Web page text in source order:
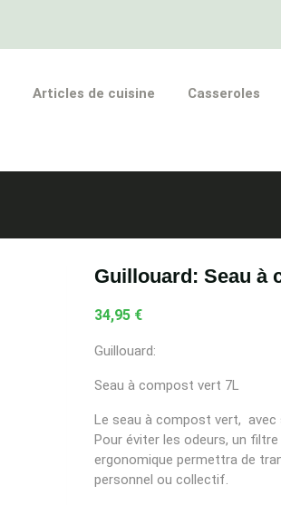
Articles de cuisine Casseroles
Guillouard: Seau à
34,95 €
Guillouard:
Seau à compost vert 7L
Le seau à compost vert, avec
Pour éviter les odeurs, un
ergonomique permettra de
personnel ou collectif.